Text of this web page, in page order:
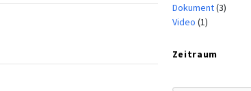
Dokument(3)
Video (1)
Zeitraum